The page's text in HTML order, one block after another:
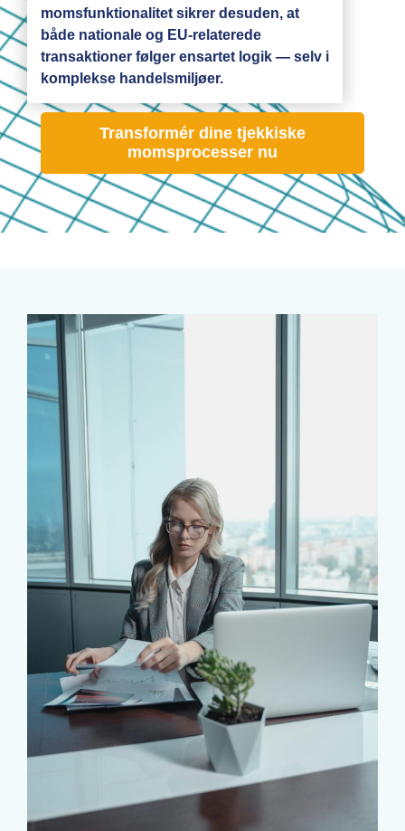
momsfunktionalitet sikrer desuden, at
både nationale og EU-relaterede
transaktioner følger ensartet logik — selv i
komplekse handelsmiljøer.
Transformér dine tjekkiske
momsprocesser nu